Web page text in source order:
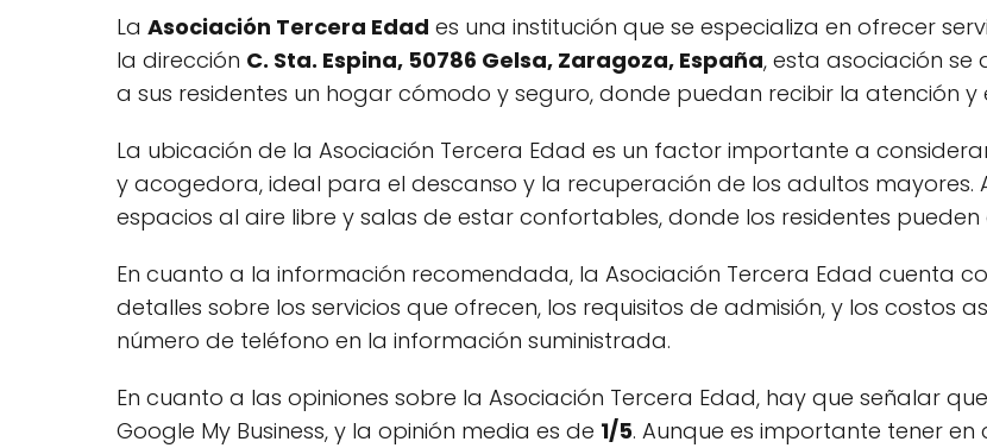
La Asociación Tercera Edad es una institución que se especializa en ofrecer
la dirección C. Sta. Espina, 50786 Gelsa, Zaragoza, España, esta asociación
a sus residentes un hogar cómodo y seguro, donde puedan recibir la atención y
La ubicación de la Asociación Tercera Edad es un factor importante a
y acogedora, ideal para el descanso y la recuperación de los adultos mayores.
espacios al aire libre y salas de estar confortables, donde los residentes
En cuanto a la información recomendada, la Asociación Tercera Edad cuenta
detalles sobre los servicios que ofrecen, los requisitos de admisión, y los costos
número de teléfono en la información suministrada.
En cuanto a las opiniones sobre la Asociación Tercera Edad, hay que señalar
Google My Business, y la opinión media es de 1/5. Aunque es importante tener